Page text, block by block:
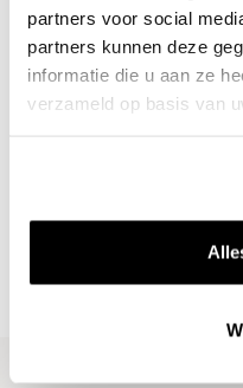
partners voor social
partners kunnen deze
informatie die u aan ze
verzameld op basis van
Alle wijnen
Gratis
Iedere wijn